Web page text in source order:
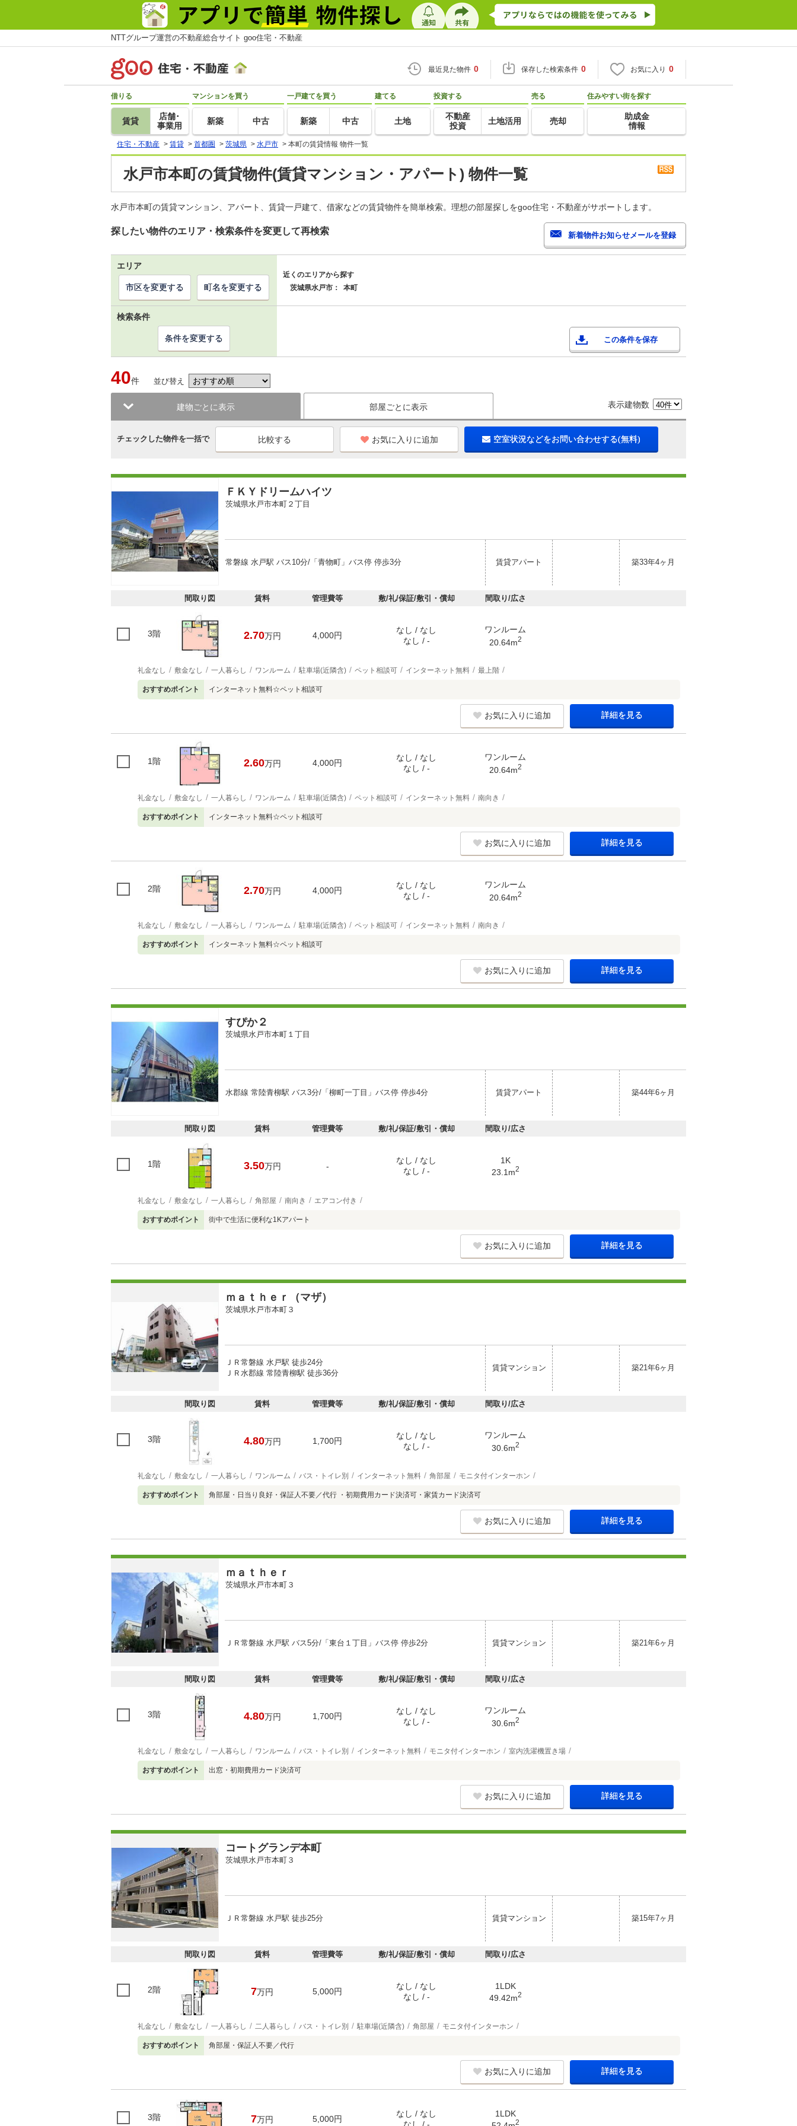
NTTグループ運営の不動産総合サイト goo住宅・不動産
最近見た物件 0 保存した検索条件 0 お気に入り 0
借りる
賃貸
店舗･
事業用
マンションを買う
新築 中古
一戸建てを買う
新築 中古
建てる
土地
投資する
不動産
投資
土地活用
売る
売却
住みやすい街を探す
助成金
情報
住宅・不動産 > 賃貸 > 首都圏 > 茨城県 > 水戸市 > 本町の賃貸情報 物件一覧
水戸市本町の賃貸物件(賃貸マンション・アパート) 物件一覧
水戸市本町の賃貸マンション、アパート、賃貸一戸建て、借家などの賃貸物件を簡単検索。理想の部屋探しをgoo住宅・不動産がサポートします。
探したい物件のエリア・検索条件を変更して再検索
エリア
近くのエリアから探す
茨城県水戸市：
本町
市区を変更する 町名を変更する
検索条件
この条件を保存
条件を変更する
40件 並び替え
建物ごとに表示 部屋ごとに表示 表示建物数
チェックした物件を一括で お気に入りに追加 空室状況などをお問い合わせする(無料)
ＦＫＹドリームハイツ
茨城県水戸市本町２丁目
常磐線 水戸駅 バス10分/「青物町」バス停 停歩3分 賃貸アパート 築33年4ヶ月
間取り図 賃料 管理費等 敷/礼/保証/敷引・償却 間取り/広さ
3階 2.70万円 4,000円
なし / なし
なし / -
ワンルーム
20.64m2
礼金なし 敷金なし 一人暮らし ワンルーム 駐車場(近隣含) ペット相談可 インターネット無料 最上階
おすすめポイント インターネット無料☆ペット相談可
お気に入りに追加 詳細を見る
1階 2.60万円 4,000円
なし / なし
なし / -
ワンルーム
20.64m2
礼金なし 敷金なし 一人暮らし ワンルーム 駐車場(近隣含) ペット相談可 インターネット無料 南向き
おすすめポイント インターネット無料☆ペット相談可
お気に入りに追加 詳細を見る
2階 2.70万円 4,000円
なし / なし
なし / -
ワンルーム
20.64m2
礼金なし 敷金なし 一人暮らし ワンルーム 駐車場(近隣含) ペット相談可 インターネット無料 南向き
おすすめポイント インターネット無料☆ペット相談可
お気に入りに追加 詳細を見る
すぴか２
茨城県水戸市本町１丁目
水郡線 常陸青柳駅 バス3分/「柳町一丁目」バス停 停歩4分 賃貸アパート 築44年6ヶ月
間取り図 賃料 管理費等 敷/礼/保証/敷引・償却 間取り/広さ
1階 3.50万円 -
なし / なし
なし / -
1K
23.1m2
礼金なし 敷金なし 一人暮らし 角部屋 南向き エアコン付き
おすすめポイント 街中で生活に便利な1Kアパート
お気に入りに追加 詳細を見る
ｍａｔｈｅｒ（マザ）
茨城県水戸市本町３
ＪＲ常磐線 水戸駅 徒歩24分
ＪＲ水郡線 常陸青柳駅 徒歩36分
賃貸マンション 築21年6ヶ月
間取り図 賃料 管理費等 敷/礼/保証/敷引・償却 間取り/広さ
3階 4.80万円 1,700円
なし / なし
なし / -
ワンルーム
30.6m2
礼金なし 敷金なし 一人暮らし ワンルーム バス・トイレ別 インターネット無料 角部屋 モニタ付インターホン
おすすめポイント 角部屋・日当り良好・保証人不要／代行 ・初期費用カード決済可・家賃カード決済可
お気に入りに追加 詳細を見る
ｍａｔｈｅｒ
茨城県水戸市本町３
ＪＲ常磐線 水戸駅 バス5分/「東台１丁目」バス停 停歩2分 賃貸マンション 築21年6ヶ月
間取り図 賃料 管理費等 敷/礼/保証/敷引・償却 間取り/広さ
3階 4.80万円 1,700円
なし / なし
なし / -
ワンルーム
30.6m2
礼金なし 敷金なし 一人暮らし ワンルーム バス・トイレ別 インターネット無料 モニタ付インターホン 室内洗濯機置き場
おすすめポイント 出窓・初期費用カード決済可
お気に入りに追加 詳細を見る
コートグランデ本町
茨城県水戸市本町３
ＪＲ常磐線 水戸駅 徒歩25分 賃貸マンション 築15年7ヶ月
間取り図 賃料 管理費等 敷/礼/保証/敷引・償却 間取り/広さ
2階 7万円 5,000円
なし / なし
なし / -
1LDK
49.42m2
礼金なし 敷金なし 一人暮らし 二人暮らし バス・トイレ別 駐車場(近隣含) 角部屋 モニタ付インターホン
おすすめポイント 角部屋・保証人不要／代行
お気に入りに追加 詳細を見る
3階 7万円 5,000円
なし / なし
1LDK
2